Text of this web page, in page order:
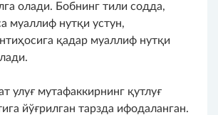
олади. Бобнинг тили содда,
муаллиф нутқи устун,
қадар муаллиф нутқи
улуғ мутафаккирнинг қутлуғ
йўғрилган тарзда ифодаланган.